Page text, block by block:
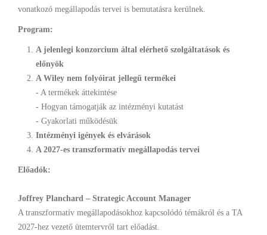
vonatkozó megállapodás tervei is bemutatásra kerülnek.
Program:
A jelenlegi konzorcium által elérhető szolgáltatások és
előnyök
A Wiley nem folyóirat jellegű termékei
- A termékek áttekintése
- Hogyan támogatják az intézményi kutatást
- Gyakorlati működésük
Intézményi igények és elvárások
A 2027-es transzformatív megállapodás tervei
Előadók:
Joffrey Planchard – Strategic Account Manager
A transzformatív megállapodásokhoz kapcsolódó témákról és a TA
2027-hez vezető ütemtervről tart előadást.